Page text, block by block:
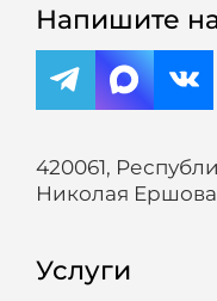
Напишите
420061,
Николая Ершова,
Услуги